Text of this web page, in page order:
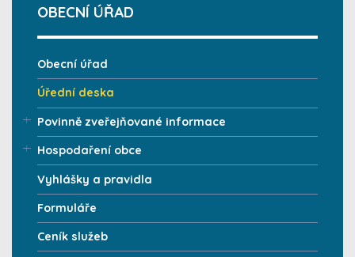
OBECNÍ ÚŘAD
Obecní úřad
Úřední deska
Povinně zveřejňované informace
Hospodaření obce
Vyhlášky a pravidla
Formuláře
Ceník služeb